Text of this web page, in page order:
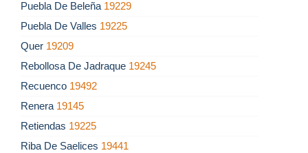
Puebla De Beleña 19229
Puebla De Valles 19225
Quer 19209
Rebollosa De Jadraque 19245
Recuenco 19492
Renera 19145
Retiendas 19225
Riba De Saelices 19441